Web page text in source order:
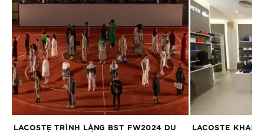
LACOSTE TRÌNH LÀNG BST FW2024 DU
LACOSTE KHAI